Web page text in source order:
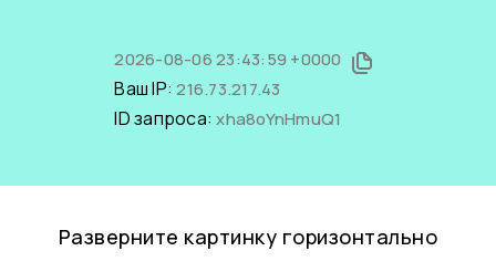
2026-08-06 23:43:59 +0000
Ваш IP:216.73.217.43
ID запроса:xha8oYnHmuQ1
Разверните картинку горизонтально